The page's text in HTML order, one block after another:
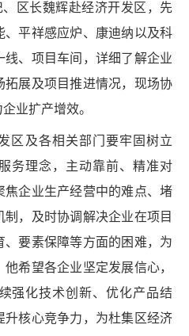
区长魏辉赴经济开发区，先
、平祥感应炉、康迪纳以及科
、项目车间，详细了解企业
拓展及项目推进情况，现场协
业扩产增效。
区及各相关部门要牢固树立
务理念，主动靠前、精准对
企业生产经营中的难点、堵
，及时协调解决企业在项目
要素保障等方面的困难，为
希望各企业坚定发展信心，
强化技术创新、优化产品结
核心竞争力，为杜集区经济